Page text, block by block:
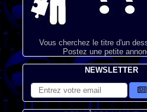
Vous cherchez le titre d'un
Postez une petite
NEWSLETTER